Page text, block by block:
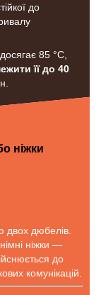
до
85 °C,
її до 40
двох дюбелів.
ніжки —
до
комунікацій.